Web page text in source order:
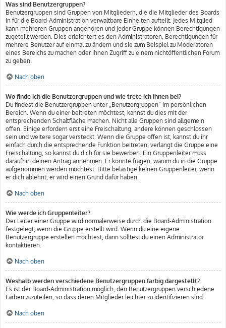
Was sind Benutzergruppen?
Benutzergruppen sind Gruppen von Mitgliedern, die die Mitglieder des Boards
in für die Board-Administration verwaltbare Einheiten aufteilt. Jedes Mitglied
kann mehreren Gruppen angehören und jeder Gruppe können Berechtigungen
zugeteilt werden. Dies erleichtert es den Administratoren, Berechtigungen für
mehrere Benutzer auf einmal zu ändern und sie zum Beispiel zu Moderatoren
eines Bereichs zu machen oder ihnen Zugriff zu einem nichtöffentlichen Forum
zu geben.
Nach oben
Wo finde ich die Benutzergruppen und wie trete ich ihnen bei?
Du findest die Benutzergruppen unter „Benutzergruppen“ im persönlichen
Bereich. Wenn du einer beitreten möchtest, kannst du dies mit der
entsprechenden Schaltfläche machen. Nicht alle Gruppen sind allgemein
offen. Einige erfordern erst eine Freischaltung, andere können geschlossen
sein und weitere sogar versteckt. Wenn die Gruppe offen ist, kannst du ihr
einfach durch die entsprechende Funktion beitreten; verlangt die Gruppe eine
Freischaltung, so kannst du dich für sie bewerben. Ein Gruppenleiter muss
daraufhin deinen Antrag annehmen. Er könnte fragen, warum du in die Gruppe
aufgenommen werden möchtest. Bitte belästige keinen Gruppenleiter, wenn
er dich ablehnt, er wird einen Grund dafür haben.
Nach oben
Wie werde ich Gruppenleiter?
Der Leiter einer Gruppe wird normalerweise durch die Board-Administration
festgelegt, wenn die Gruppe erstellt wird. Wenn du eine eigene
Benutzergruppe erstellen möchtest, dann solltest du einen Administrator
kontaktieren.
Nach oben
Weshalb werden verschiedene Benutzergruppen farbig dargestellt?
Es ist der Board-Administration möglich, den Benutzergruppen verschiedene
Farben zuzuteilen, so dass deren Mitglieder leichter zu identifizieren sind.
Nach oben